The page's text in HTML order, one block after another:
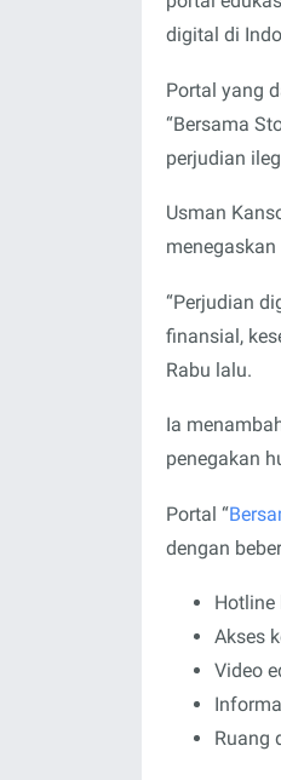
digital di
Portal yang
“Bersama
perjudian
Usman
“Perjudian
finansial,
Rabu lalu.
Ia
penegakan
Portal “
dengan
Hotline
Akses
Video
Ruang